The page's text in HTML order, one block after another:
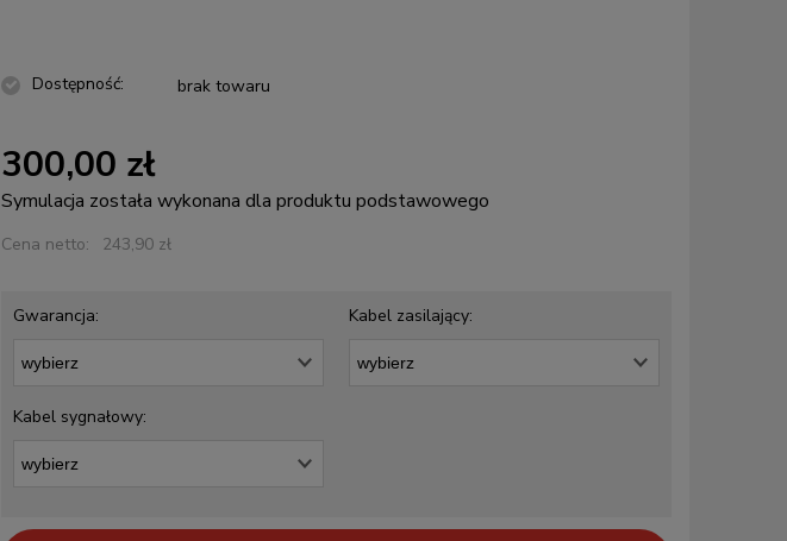
Dostępność: brak towaru
300,00 zł
Symulacja została wykonana dla produktu podstawowego
Cena netto: 243,90 zł
Gwarancja: Kabel zasilający:
Kabel sygnałowy: